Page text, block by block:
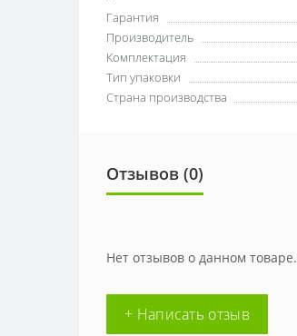
Гарантия
Производитель
Комплектация
Тип упаковки
Страна производства
Отзывов (0)
Нет отзывов о данном товаре.
+ Написать отзыв